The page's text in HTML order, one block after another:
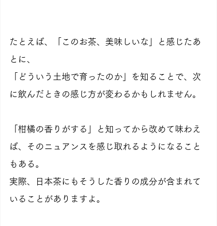
たとえば、「このお茶、美味しいな」と感じたあ
とに、
「どういう土地で育ったのか」を知ることで、次
に飲んだときの感じ方が変わるかもしれません。
「柑橘の香りがする」と知ってから改めて味わえ
ば、そのニュアンスを感じ取れるようになること
もある。
実際、日本茶にもそうした香りの成分が含まれて
いることがありますよ。